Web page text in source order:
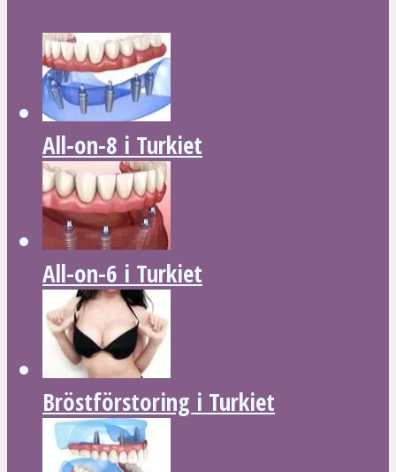
All-on-8 i Turkiet
All-on-6 i Turkiet
Bröstförstoring i Turkiet